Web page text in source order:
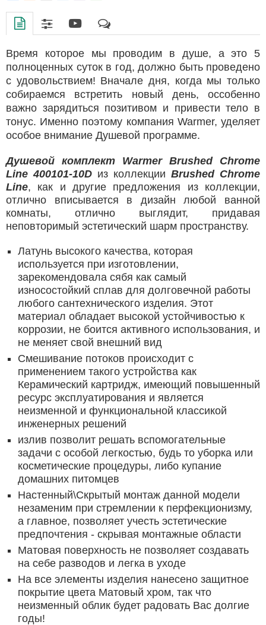
Время которое мы проводим в душе, а это 5
полноценных суток в год, должно быть проведено
с удовольствием! Вначале дня, когда мы только
собираемся встретить новый день, оссобенно
важно зарядиться позитивом и привести тело в
тонус. Именно поэтому компания Warmer, уделяет
особое внимание Душевой программе.
Душевой комплект Warmer Brushed Chrome
Line 400101-10D из коллекции Brushed Chrome
Line, как и другие предложения из коллекции,
отлично вписывается в дизайн любой ванной
комнаты, отлично выглядит, придавая
неповторимый эстетический шарм пространству.
Латунь высокого качества, которая
используется при изготовлении,
зарекомендовала сябя как самый
износостойкий сплав для долговечной работы
любого сантехнического изделия. Этот
материал обладает высокой устойчивостью к
коррозии, не боится активного использования, и
не меняет свой внешний вид
Смешивание потоков происходит с
применением такого устройства как
Керамический картридж, имеющий повышенный
ресурс эксплуатирования и является
неизменной и функциональной классикой
инженерных решений
излив позволит решать вспомогательные
задачи с особой легкостью, будь то уборка или
косметические процедуры, либо купание
домашних питомцев
Настенный\Скрытый монтаж данной модели
незаменим при стремлении к перфекционизму,
а главное, позволяет учесть эстетические
предпочтения - скрывая монтажные области
Матовая поверхность не позволяет создавать
на себе разводов и легка в уходе
На все элементы изделия нанесено защитное
покрытие цвета Матовый хром, так что
неизменный облик будет радовать Вас долгие
годы!